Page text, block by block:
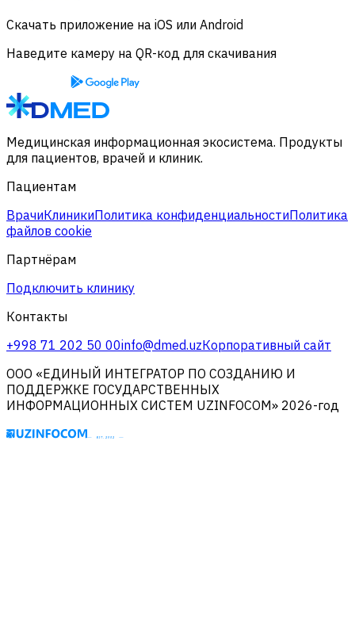
Скачать приложение на iOS или Android
Наведите камеру на QR-код для скачивания
Медицинская информационная экосистема. Продукты
для пациентов, врачей и клиник.
Пациентам
ВрачиКлиникиПолитика конфиденциальностиПолитика
файлов cookie
Партнёрам
Подключить клинику
Контакты
+998 71 202 50 00info@dmed.uzКорпоративный сайт
ООО «ЕДИНЫЙ ИНТЕГРАТОР ПО СОЗДАНИЮ И
ПОДДЕРЖКЕ ГОСУДАРСТВЕННЫХ
ИНФОРМАЦИОННЫХ СИСТЕМ UZINFOCOM» 2026-год